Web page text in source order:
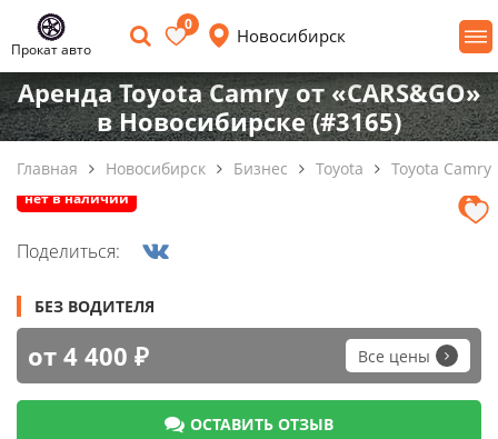
Прокат авто
0
Новосибирск
Аренда Toyota Camry от «CARS&GO»
в Новосибирске (#3165)
Главная Новосибирск Бизнес Toyota Toyota Camry
нет в наличии
Поделиться:
БЕЗ ВОДИТЕЛЯ
от 4 400 ₽ Все цены
ОСТАВИТЬ ОТЗЫВ